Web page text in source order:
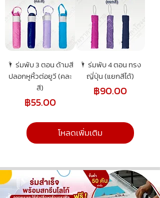
🌂 ร่มพับ 3 ตอน ด้ามสี
ปลอกหูหิ้วต่อยูวี (คละ
สี)
ราคา
฿55.00
🌂 ร่มพับ 4 ตอน ทรง
ญี่ปุ่น (แยกสีได้)
ราคา
฿90.00
โหลดเพิ่มเติม